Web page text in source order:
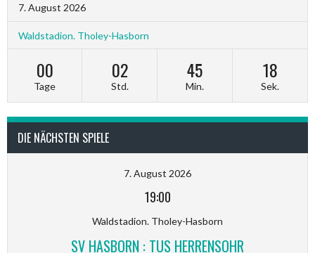
7. August 2026
Waldstadion. Tholey-Hasborn
00
Tage
02
Std.
45
Min.
18
Sek.
DIE NÄCHSTEN SPIELE
7. August 2026
19:00
Waldstadion. Tholey-Hasborn
SV HASBORN : TUS HERRENSOHR